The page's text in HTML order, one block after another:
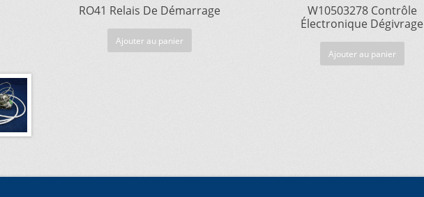
RO41 Relais De Démarrage
Ajouter au panier
W10503278 Contrôle
Électronique Dégivrage
Ajouter au panier